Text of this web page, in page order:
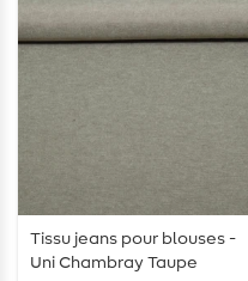
Tissu jeans pour blouses -
Uni Chambray Taupe